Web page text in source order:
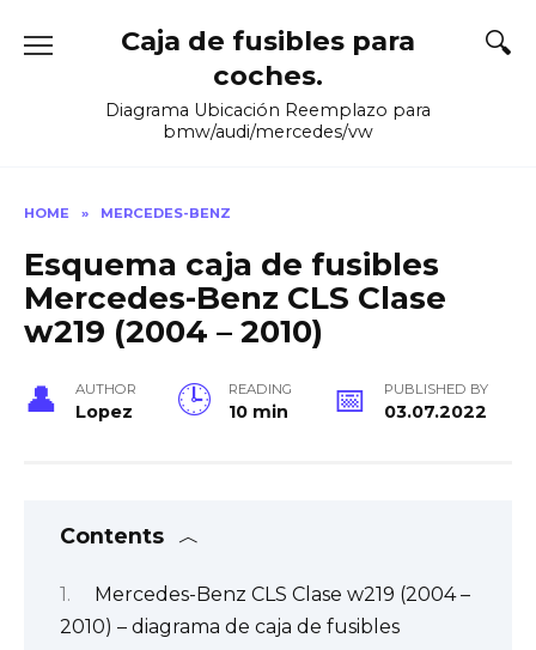
Caja de fusibles para
coches.
Diagrama Ubicación Reemplazo para
bmw/audi/mercedes/vw
HOME » MERCEDES-BENZ
Esquema caja de fusibles
Mercedes-Benz CLS Clase
w219 (2004 – 2010)
AUTHOR
Lopez
READING
10 min
PUBLISHED BY
03.07.2022
Contents
Mercedes-Benz CLS Clase w219 (2004 –
2010) – diagrama de caja de fusibles